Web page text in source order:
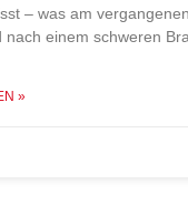
– was am vergangenen
nach einem schweren
»